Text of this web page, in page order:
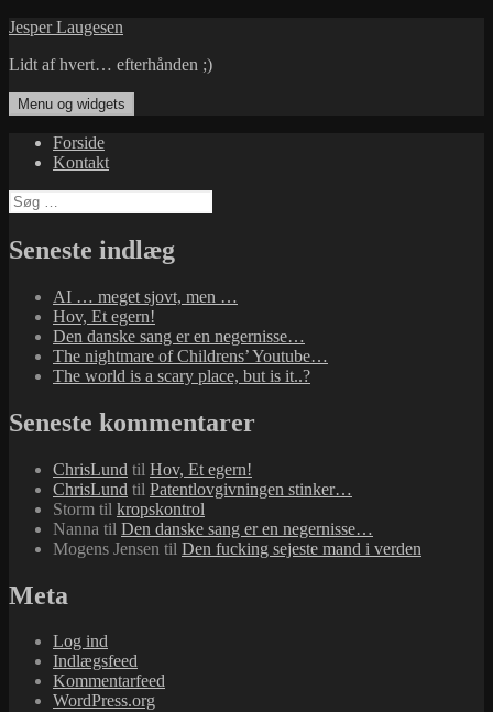
Hop
indhold
Jesper Laugesen
Lidt af hvert… efterhånden ;)
Menu og widgets
Forside
Kontakt
Søg
efter:
Seneste indlæg
AI … meget sjovt, men …
Hov, Et egern!
Den danske sang er en negernisse…
The nightmare of Childrens’ Youtube…
The world is a scary place, but is it..?
Seneste kommentarer
ChrisLund til Hov, Et egern!
ChrisLund til Patentlovgivningen stinker…
Storm til kropskontrol
Nanna til Den danske sang er en negernisse…
Mogens Jensen til Den fucking sejeste mand i verden
Meta
Log ind
Indlægsfeed
Kommentarfeed
WordPress.org